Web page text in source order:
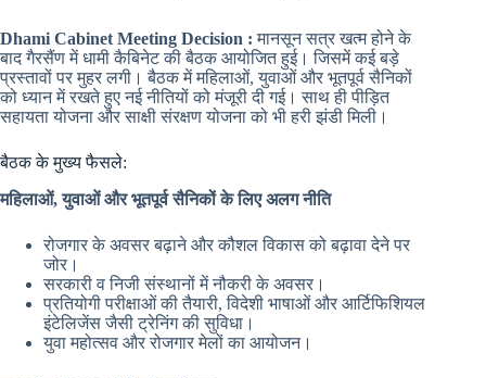
Dhami Cabinet Meeting Decision : मानसून सत्र खत्म होने के
बाद गैरसैंण में धामी कैबिनेट की बैठक आयोजित हुई। जिसमें कई बड़े
प्रस्तावों पर मुहर लगी। बैठक में महिलाओं, युवाओं और भूतपूर्व सैनिकों
को ध्यान में रखते हुए नई नीतियों को मंजूरी दी गई। साथ ही पीड़ित
सहायता योजना और साक्षी संरक्षण योजना को भी हरी झंडी मिली।
बैठक के मुख्य फैसले:
महिलाओं, युवाओं और भूतपूर्व सैनिकों के लिए अलग नीति
रोजगार के अवसर बढ़ाने और कौशल विकास को बढ़ावा देने पर
जोर।
सरकारी व निजी संस्थानों में नौकरी के अवसर।
प्रतियोगी परीक्षाओं की तैयारी, विदेशी भाषाओं और आर्टिफिशियल
इंटेलिजेंस जैसी ट्रेनिंग की सुविधा।
युवा महोत्सव और रोजगार मेलों का आयोजन।